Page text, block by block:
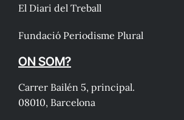
El Diari del Treball
Fundació Periodisme Plural
ON SOM?
Carrer Bailén 5, principal.
08010, Barcelona